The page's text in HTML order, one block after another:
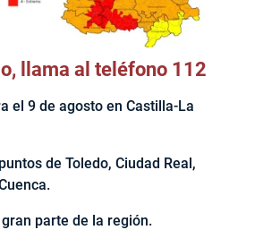
llama al teléfono 112
el 9 de agosto en Castilla-La
de Toledo, Ciudad Real,
gran parte de la región.